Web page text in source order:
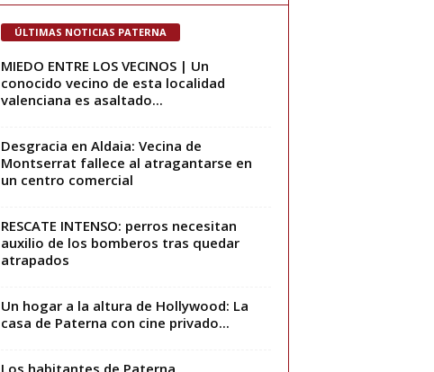
ÚLTIMAS NOTICIAS PATERNA
MIEDO ENTRE LOS VECINOS | Un
conocido vecino de esta localidad
valenciana es asaltado...
Desgracia en Aldaia: Vecina de
Montserrat fallece al atragantarse en
un centro comercial
RESCATE INTENSO: perros necesitan
auxilio de los bomberos tras quedar
atrapados
Un hogar a la altura de Hollywood: La
casa de Paterna con cine privado...